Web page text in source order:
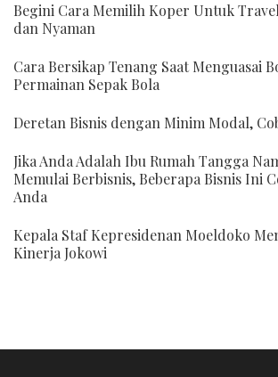
Begini Cara Memilih Koper Untuk
dan Nyaman
Cara Bersikap Tenang Saat Menguasai
Permainan Sepak Bola
Deretan Bisnis dengan Minim Modal,
Jika Anda Adalah Ibu Rumah Tangga
Memulai Berbisnis, Beberapa Bisnis Ini
Anda
Kepala Staf Kepresidenan Moeldoko
Kinerja Jokowi